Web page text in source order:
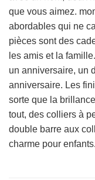
que vous aimez.
abordables qui ne
pièces sont des
les amis et la
un anniversaire, un
anniversaire. Les
sorte que la
tout, des colliers à
double barre aux
charme pour enfants.